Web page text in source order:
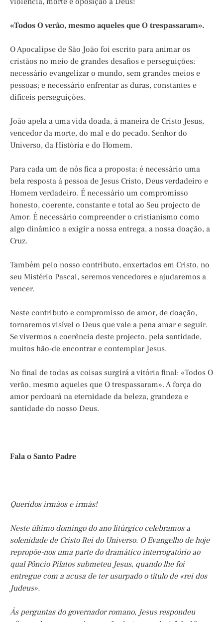
«Todos O verão, mesmo aqueles que O trespassaram».
O Apocalipse de São João foi escrito para animar os
cristãos no meio de grandes desafios e perseguições:
necessário evangelizar o mundo, sem grandes meios e
pessoas; e necessário enfrentar as duras, constantes e
difíceis perseguições.
João apela a uma vida doada, à maneira de Cristo Jesus,
vencedor da morte, do mal e do pecado. Senhor do
Universo, da História e do Homem.
Para cada um de nós fica a proposta: é necessário uma
bela resposta à pessoa de Jesus Cristo, Deus verdadeiro e
Homem verdadeiro. É necessário um compromisso
honesto, coerente, constante e total ao Seu projecto de
Amor. É necessário compreender o cristianismo como
algo dinâmico a exigir a nossa entrega, a nossa doação, a
Cruz.
Também pelo nosso contributo, enxertados em Cristo, no
seu Mistério Pascal, seremos vencedores e ajudaremos a
vencer.
Neste contributo e compromisso de amor, de doação,
tornaremos visível o Deus que vale a pena amar e seguir.
Se vivermos a coerência deste projecto, pela santidade,
muitos hão-de encontrar e contemplar Jesus.
No final de todas as coisas surgirá a vitória final: «Todos O
verão, mesmo aqueles que O trespassaram». A força do
amor perdoará na eternidade da beleza, grandeza e
santidade do nosso Deus.
Fala o Santo Padre
Queridos irmãos e irmãs!
Neste último domingo do ano litúrgico celebramos a
solenidade de Cristo Rei do Universo. O Evangelho de hoje
repropõe-nos uma parte do dramático interrogatório ao
qual Pôncio Pilatos submeteu Jesus, quando lhe foi
entregue com a acusa de ter usurpado o título de «rei dos
Judeus».
Às perguntas do governador romano, Jesus respondeu